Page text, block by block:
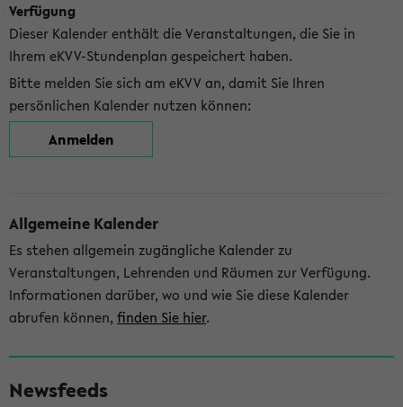
Verfügung
Dieser Kalender enthält die Veranstaltungen, die Sie in
Ihrem eKVV-Stundenplan gespeichert haben.
Bitte melden Sie sich am eKVV an, damit Sie Ihren
persönlichen Kalender nutzen können:
Anmelden
Allgemeine Kalender
Es stehen allgemein zugängliche Kalender zu
Veranstaltungen, Lehrenden und Räumen zur Verfügung.
Informationen darüber, wo und wie Sie diese Kalender
abrufen können, finden Sie hier.
Newsfeeds